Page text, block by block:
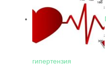
гипертензия